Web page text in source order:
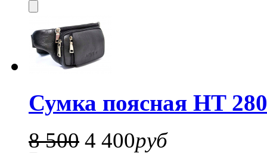
Сумка поясная HT
8 500 4 400руб